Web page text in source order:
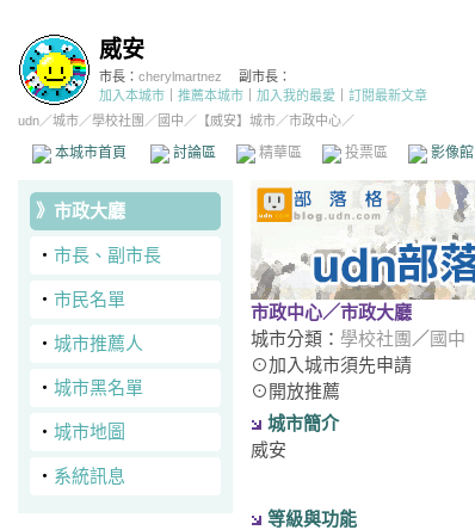
威安
市長： cherylmartnez
副市長：
加入本城市
推薦本城市 加入我的最愛
訂閱最新文章
udn／城市／學校社團 ／國中 ／ 【威安】城市／市政中心／
本城市首頁 討論區 精華區 投票區 影像館
》 市政大廳
‧ 市長、副市長
‧ 市民名單
‧ 城市推薦人
‧ 城市黑名單
‧ 城市地圖
‧ 系統訊息
市政中心／市政大廳
城市分類： 學校社團 ／國中
⊙加入城市須先申請
⊙開放推薦
城市簡介
威安
等級與功能